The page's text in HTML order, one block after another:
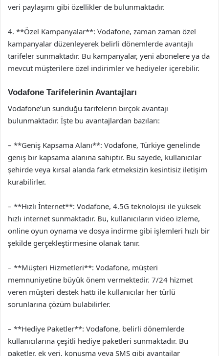
veri paylaşımı gibi özellikler de bulunmaktadır.
4. **Özel Kampanyalar**: Vodafone, zaman zaman özel
kampanyalar düzenleyerek belirli dönemlerde avantajlı
tarifeler sunmaktadır. Bu kampanyalar, yeni abonelere ya da
mevcut müşterilere özel indirimler ve hediyeler içerebilir.
Vodafone Tarifelerinin Avantajları
Vodafone’un sunduğu tarifelerin birçok avantajı
bulunmaktadır. İşte bu avantajlardan bazıları:
– **Geniş Kapsama Alanı**: Vodafone, Türkiye genelinde
geniş bir kapsama alanına sahiptir. Bu sayede, kullanıcılar
şehirde veya kırsal alanda fark etmeksizin kesintisiz iletişim
kurabilirler.
– **Hızlı İnternet**: Vodafone, 4.5G teknolojisi ile yüksek
hızlı internet sunmaktadır. Bu, kullanıcıların video izleme,
online oyun oynama ve dosya indirme gibi işlemleri hızlı bir
şekilde gerçekleştirmesine olanak tanır.
– **Müşteri Hizmetleri**: Vodafone, müşteri
memnuniyetine büyük önem vermektedir. 7/24 hizmet
veren müşteri destek hattı ile kullanıcılar her türlü
sorunlarına çözüm bulabilirler.
– **Hediye Paketler**: Vodafone, belirli dönemlerde
kullanıcılarına çeşitli hediye paketleri sunmaktadır. Bu
paketler, ek veri, konuşma veya SMS gibi avantajlar